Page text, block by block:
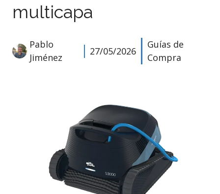
multicapa
Pablo
Jiménez
27/05/2026
Guías de
Compra